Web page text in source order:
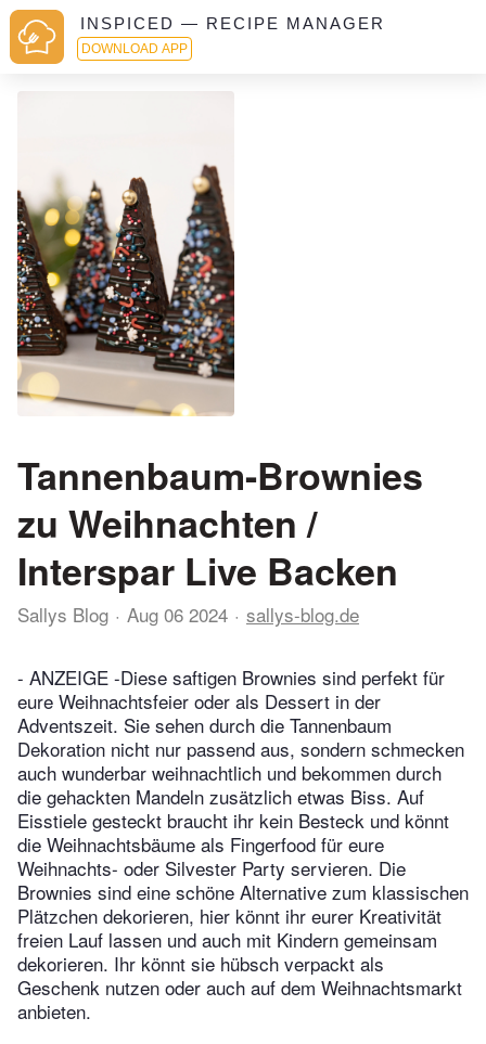
INSPICED — RECIPE MANAGER
DOWNLOAD APP
Tannenbaum-Brownies
zu Weihnachten /
Interspar Live Backen
Sallys Blog Aug 06 2024 sallys-blog.de
- ANZEIGE -Diese saftigen Brownies sind perfekt für
eure Weihnachtsfeier oder als Dessert in der
Adventszeit. Sie sehen durch die Tannenbaum
Dekoration nicht nur passend aus, sondern schmecken
auch wunderbar weihnachtlich und bekommen durch
die gehackten Mandeln zusätzlich etwas Biss. Auf
Eisstiele gesteckt braucht ihr kein Besteck und könnt
die Weihnachtsbäume als Fingerfood für eure
Weihnachts- oder Silvester Party servieren. Die
Brownies sind eine schöne Alternative zum klassischen
Plätzchen dekorieren, hier könnt ihr eurer Kreativität
freien Lauf lassen und auch mit Kindern gemeinsam
dekorieren. Ihr könnt sie hübsch verpackt als
Geschenk nutzen oder auch auf dem Weihnachtsmarkt
anbieten.